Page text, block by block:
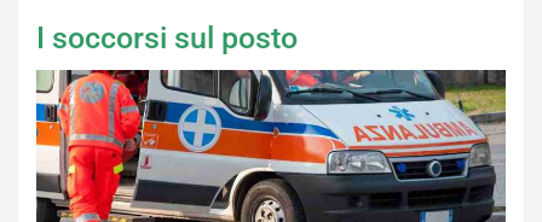
I soccorsi sul posto